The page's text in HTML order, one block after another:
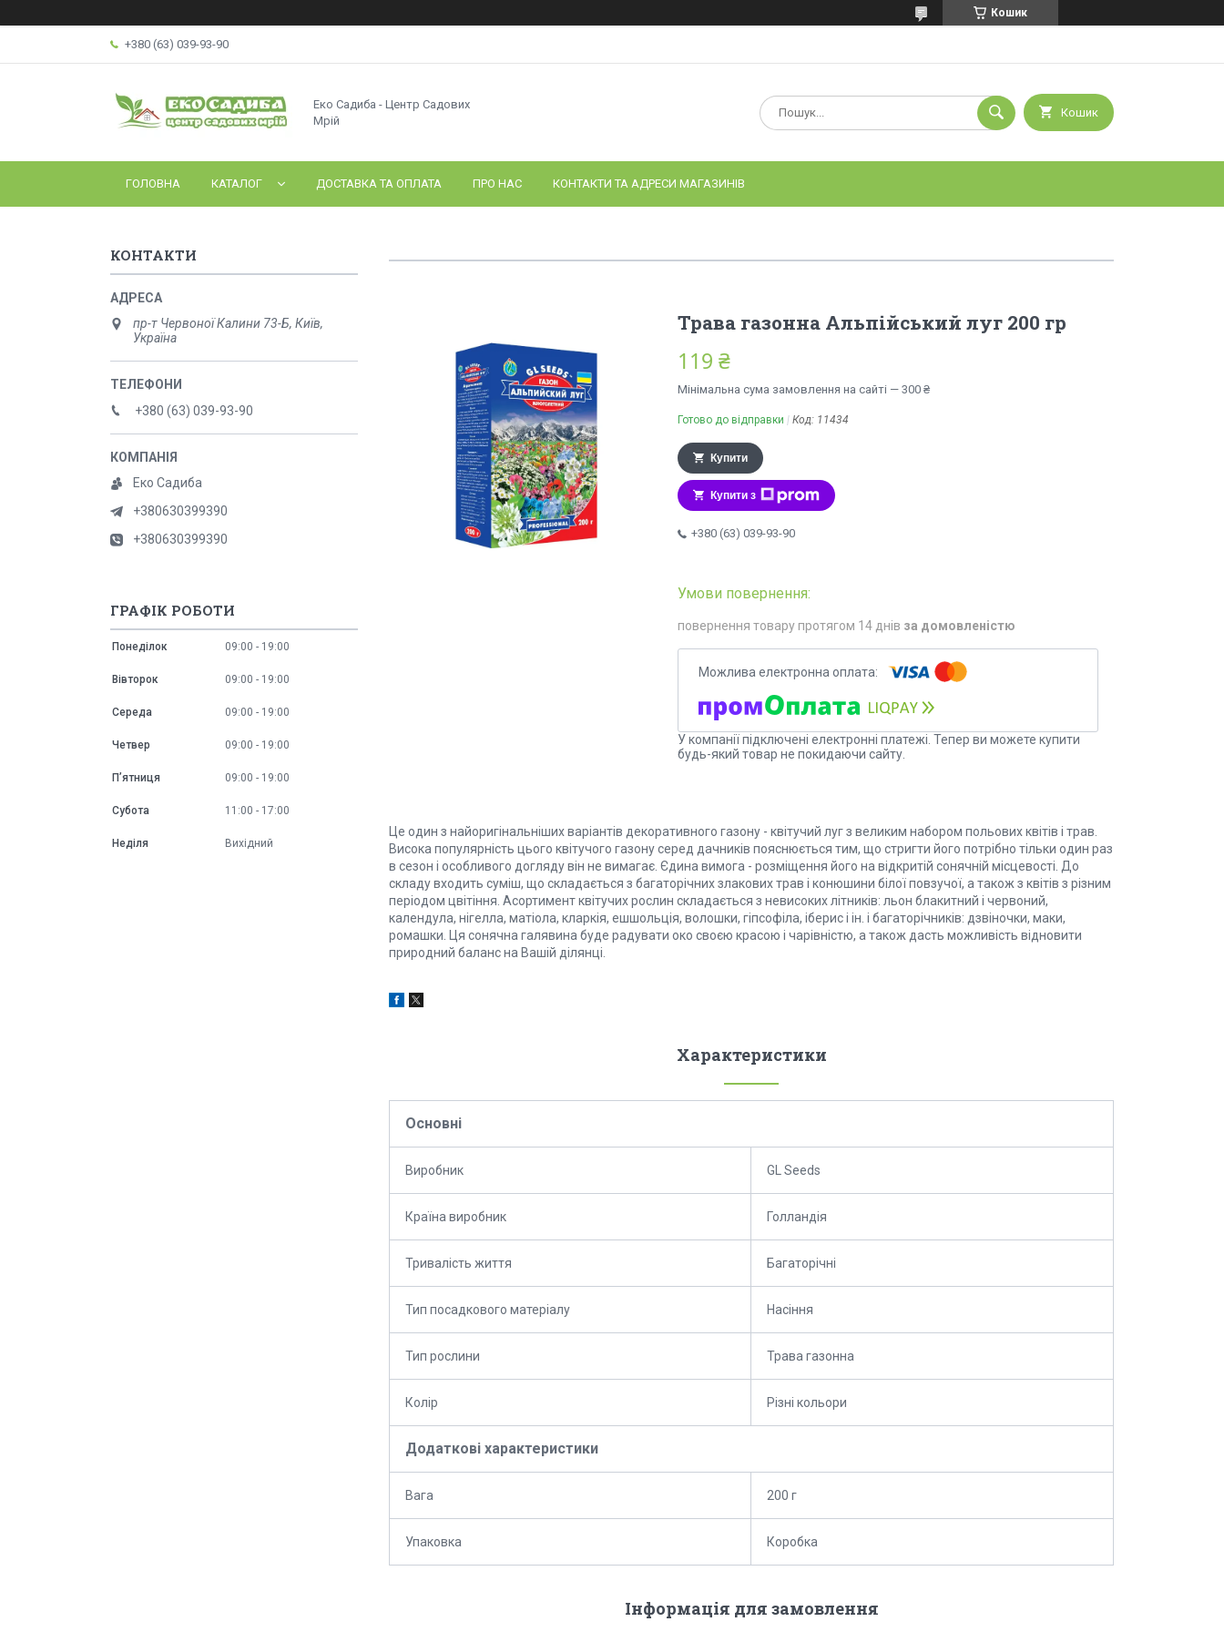
Кошик
+380 (63) 039-93-90
Еко Садиба - Центр Садових
Мрій
Кошик
ГОЛОВНА КАТАЛОГ ДОСТАВКА ТА ОПЛАТА ПРО НАС КОНТАКТИ ТА АДРЕСИ МАГАЗИНІВ
Трава газонна Альпійський луг 200 гр
119 ₴
Мінімальна сума замовлення на сайті — 300 ₴
Готово до відправки Код: 11434
Купити
Купити з
+380 (63) 039-93-90
повернення товару протягом 14 днів за домовленістю
У компанії підключені електронні платежі. Тепер ви можете купити
будь-який товар не покидаючи сайту.
Це один з найоригінальніших варіантів декоративного газону - квітучий луг з великим набором польових квітів і трав.
Висока популярність цього квітучого газону серед дачників пояснюється тим, що стригти його потрібно тільки один раз
в сезон і особливого догляду він не вимагає. Єдина вимога - розміщення його на відкритій сонячній місцевості. До
складу входить суміш, що складається з багаторічних злакових трав і конюшини білої повзучої, а також з квітів з різним
періодом цвітіння. Асортимент квітучих рослин складається з невисоких літників: льон блакитний і червоний,
календула, нігелла, матіола, кларкія, ешшольція, волошки, гіпсофіла, іберис і ін. і багаторічників: дзвіночки, маки,
ромашки. Ця сонячна галявина буде радувати око своєю красою і чарівністю, а також дасть можливість відновити
природний баланс на Вашій ділянці.
Характеристики
Основні
Виробник GL Seeds
Країна виробник Голландія
Тривалість життя Багаторічні
Тип посадкового матеріалу Насіння
Тип рослини Трава газонна
Колір Різні кольори
Додаткові характеристики
Вага 200 г
Упаковка Коробка
Інформація для замовлення
КОНТАКТИ
пр-т Червоної Калини 73-Б, Київ,
Україна
+380 (63) 039-93-90
Еко Садиба
+380630399390
+380630399390
ГРАФІК РОБОТИ
Понеділок 09:00 19:00
Вівторок 09:00 19:00
Середа 09:00 19:00
Четвер 09:00 19:00
Пʼятниця 09:00 19:00
Субота 11:00 17:00
Неділя Вихідний